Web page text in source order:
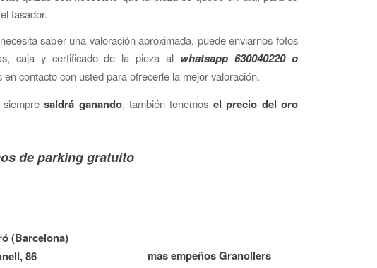
tasador.
saber una valoración aproximada, puede enviarnos fotos
caja y certificado de la pieza al whatsapp 630040220 o
en contacto con usted para ofrecerle la mejor valoración.
siempresaldrá ganando, también tenemos el precio del oro
parking gratuito
(Barcelona)
86
mas empeños Granollers